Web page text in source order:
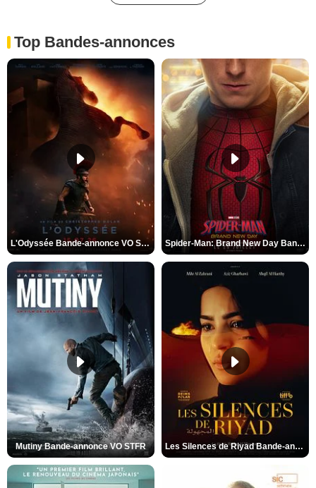
Top Bandes-annonces
L'Odyssée Bande-annonce VO STFR Spider-Man: Brand New Day Bande-annonce VO STFR
Mutiny Bande-annonce VO STFR Les Silences de Riyad Bande-annonce VO STFR